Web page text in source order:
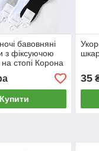
бавовняні
з фіксуючою
стопі Корона
Купити
35